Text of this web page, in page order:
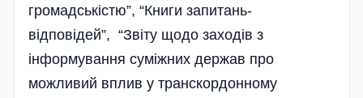
громадськістю”, “Книги запитань-
відповідей”, “Звіту щодо заходів з
інформування суміжних держав про
можливий вплив у транскордонному